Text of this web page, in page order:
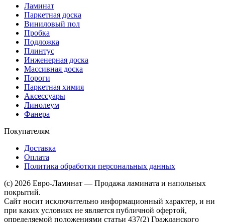
Ламинат
Паркетная доска
Виниловый пол
Пробка
Подложка
Плинтус
Инженерная доска
Массивная доска
Пороги
Паркетная химия
Аксессуары
Линолеум
Фанера
Покупателям
Доставка
Оплата
Политика обработки персональных данных
(c) 2026 Евро-Ламинат — Продажа ламината и напольных
покрытий.
Сайт носит исключительно информационный характер, и ни
при каких условиях не является публичной офертой,
определяемой положениями статьи 437(2) Гражданского